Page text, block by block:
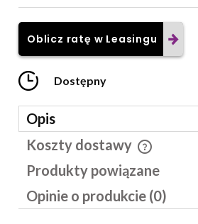
Oblicz ratę w Leasingu
Dostępny
Opis
Koszty dostawy
Cena nie zawiera ewentualnych
Produkty powiązane
Opinie o produkcie (0)